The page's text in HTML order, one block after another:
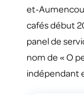
et-
cafés début
panel de
nom de « O
indépendant